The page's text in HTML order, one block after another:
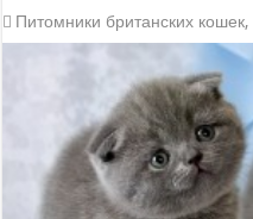
Питомники британских кошек,